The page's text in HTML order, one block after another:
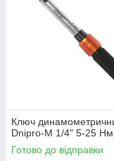
Ключ
Dnipro-M 1/4" 5-25 Нм
Готово до відправки